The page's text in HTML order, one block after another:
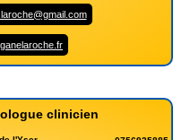
clinicien